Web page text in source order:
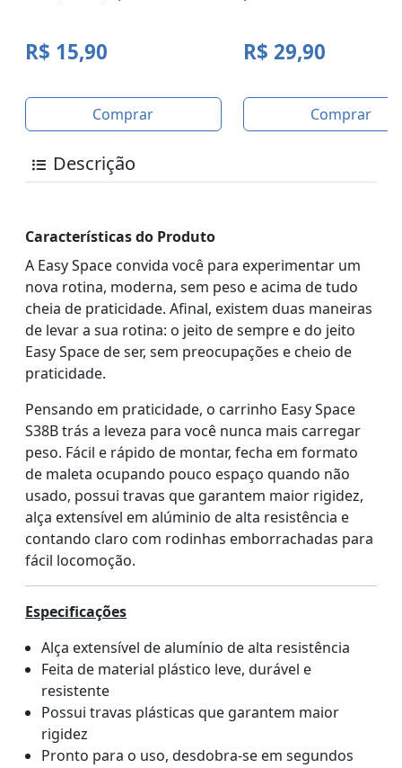
R$ 15,90
Comprar
R$ 29,90
Comprar
Descrição
Características do Produto
A Easy Space convida você para experimentar um
nova rotina, moderna, sem peso e acima de tudo
cheia de praticidade. Afinal, existem duas maneiras
de levar a sua rotina: o jeito de sempre e do jeito
Easy Space de ser, sem preocupações e cheio de
praticidade.
Pensando em praticidade, o carrinho Easy Space
S38B trás a leveza para você nunca mais carregar
peso. Fácil e rápido de montar, fecha em formato
de maleta ocupando pouco espaço quando não
usado, possui travas que garantem maior rigidez,
alça extensível em alúminio de alta resistência e
contando claro com rodinhas emborrachadas para
fácil locomoção.
Especificações
Alça extensível de alumínio de alta resistência
Feita de material plástico leve, durável e
resistente
Possui travas plásticas que garantem maior
rigidez
Pronto para o uso, desdobra-se em segundos